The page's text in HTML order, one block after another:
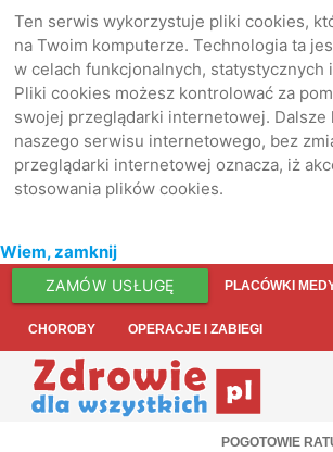
Ten serwis wykorzystuje pliki cookies,
na Twoim komputerze. Technologia ta
w celach funkcjonalnych, statystycznych
Pliki cookies możesz kontrolować za
swojej przeglądarki internetowej. Dalsze
naszego serwisu internetowego, bez
przeglądarki internetowej oznacza, iż
stosowania plików cookies.
Wiem, zamknij
ZAMÓW USŁUGĘ PLACÓWKI
CHOROBY OPERACJE I ZABIEGI
POGOTOWIE